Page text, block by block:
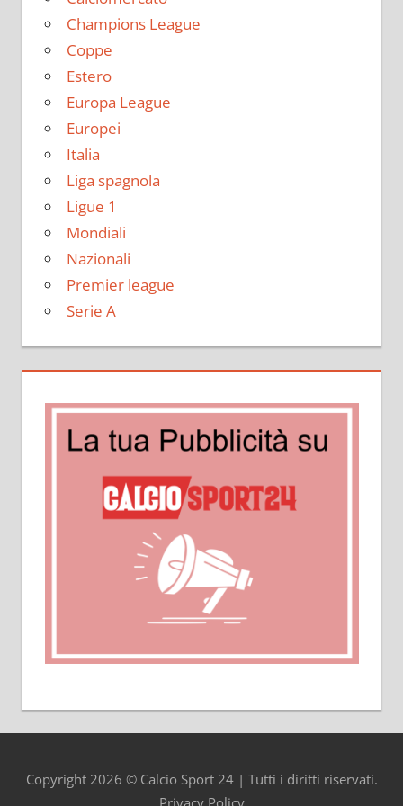
Champions League
Coppe
Estero
Europa League
Europei
Italia
Liga spagnola
Ligue 1
Mondiali
Nazionali
Premier league
Serie A
Copyright 2026 © Calcio Sport 24 | Tutti i diritti riservati.
Privacy Policy